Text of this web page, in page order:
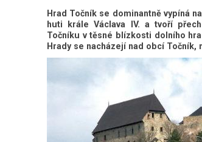
Hrad Točník se dominantně vypíná
huti krále Václava IV. a tvoří
Točníku v těsné blízkosti dolního
Hrady se nacházejí nad obcí